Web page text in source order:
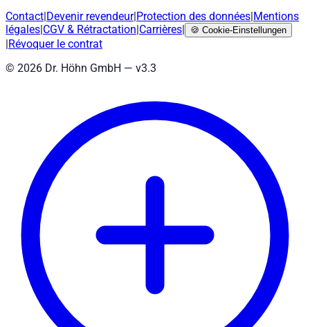
Contact Devenir revendeur| Protection des données Mentions
légales CGV & Rétractation Carrières 🍪 Cookie-Einstellungen
Révoquer le contrat
© 2026 Dr. Höhn GmbH — v3.3